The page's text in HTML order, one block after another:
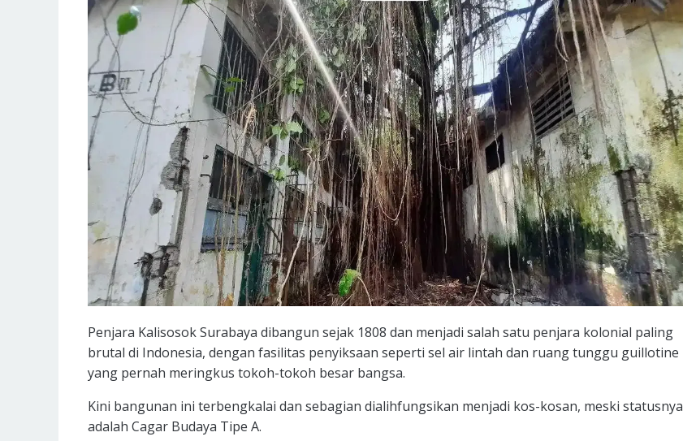
Penjara Kalisosok Surabaya dibangun sejak 1808 dan menjadi salah satu penjara kolonial paling
brutal di Indonesia, dengan fasilitas penyiksaan seperti sel air lintah dan ruang tunggu guillotine
yang pernah meringkus tokoh-tokoh besar bangsa.
Kini bangunan ini terbengkalai dan sebagian dialihfungsikan menjadi kos-kosan, meski statusnya
adalah Cagar Budaya Tipe A.